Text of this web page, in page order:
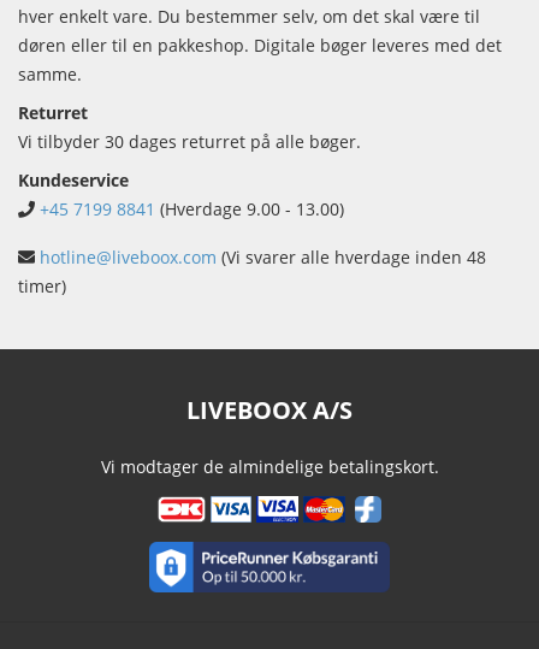
hver enkelt vare. Du bestemmer selv, om det skal være til
døren eller til en pakkeshop. Digitale bøger leveres med det
samme.
Returret
Vi tilbyder 30 dages returret på alle bøger.
Kundeservice
+45 7199 8841 (Hverdage 9.00 - 13.00)
hotline@liveboox.com (Vi svarer alle hverdage inden 48
timer)
LIVEBOOX A/S
Vi modtager de almindelige betalingskort.